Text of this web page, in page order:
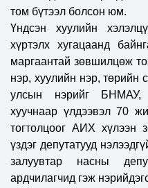
том бүтээл болсон юм.
Үндсэн хуулийн
хүртэлх хугацаанд
маргаантай зөвшилцөж
нэр, хуулийн нэр, төрийн
улсын нэрийг БНМАУ,
хуучнаар үлдээвэл 70
тогтолцоог АИХ хүлээн
үздэг депутатууд
залуувтар насны
ардчилагчид гэж